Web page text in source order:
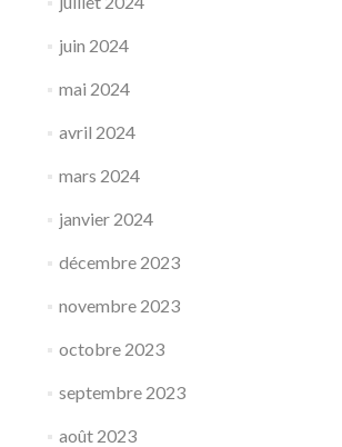
juin 2024
mai 2024
avril 2024
mars 2024
janvier 2024
décembre 2023
novembre 2023
octobre 2023
septembre 2023
août 2023